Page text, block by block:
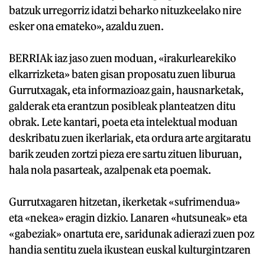
batzuk urregorriz idatzi beharko nituzkeelako nire
esker ona emateko», azaldu zuen.
BERRIAk iaz jaso zuen moduan, «irakurlearekiko
elkarrizketa» baten gisan proposatu zuen liburua
Gurrutxagak, eta informazioaz gain, hausnarketak,
galderak eta erantzun posibleak planteatzen ditu
obrak. Lete kantari, poeta eta intelektual moduan
deskribatu zuen ikerlariak, eta ordura arte argitaratu
barik zeuden zortzi pieza ere sartu zituen liburuan,
hala nola pasarteak, azalpenak eta poemak.
Gurrutxagaren hitzetan, ikerketak «sufrimendua»
eta «nekea» eragin dizkio. Lanaren «hutsuneak» eta
«gabeziak» onartuta ere, saridunak adierazi zuen poz
handia sentitu zuela ikustean euskal kulturgintzaren